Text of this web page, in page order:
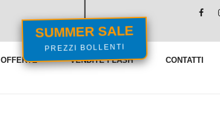
SUMMER SALE
PREZZI BOLLENTI
OFFERTE VENDITE FLASH CONTATTI